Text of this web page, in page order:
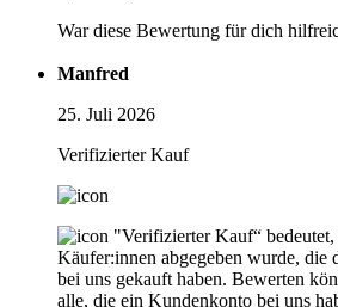
War diese Bewertung für dich
Manfred
25. Juli 2026
Verifizierter Kauf
"Verifizierter Kauf“
Käufer:innen abgegeben wurde, die
bei uns gekauft haben. Bewerten
alle, die ein Kundenkonto bei uns